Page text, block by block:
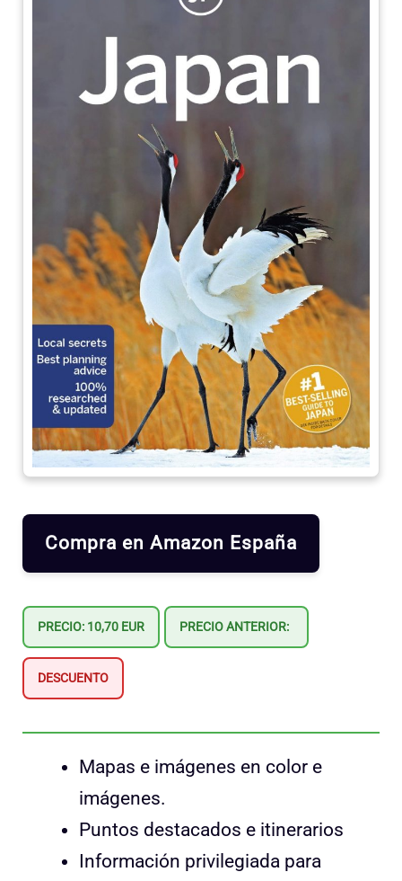
Compra en Amazon España
PRECIO: 10,70 EUR PRECIO ANTERIOR:
DESCUENTO
Mapas e imágenes en color e
imágenes.
Puntos destacados e itinerarios
Información privilegiada para